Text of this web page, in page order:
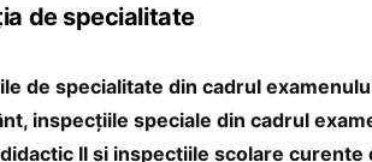
de specialitate
de specialitate din cadrul
inspecțiile speciale din cadrul
II și inspecțiile școlare